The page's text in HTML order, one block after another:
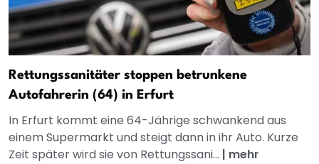
Rettungssanitäter stoppen betrunkene
Autofahrerin (64) in Erfurt
In Erfurt kommt eine 64-Jährige schwankend aus
einem Supermarkt und steigt dann in ihr Auto. Kurze
Zeit später wird sie von Rettungssani... | mehr